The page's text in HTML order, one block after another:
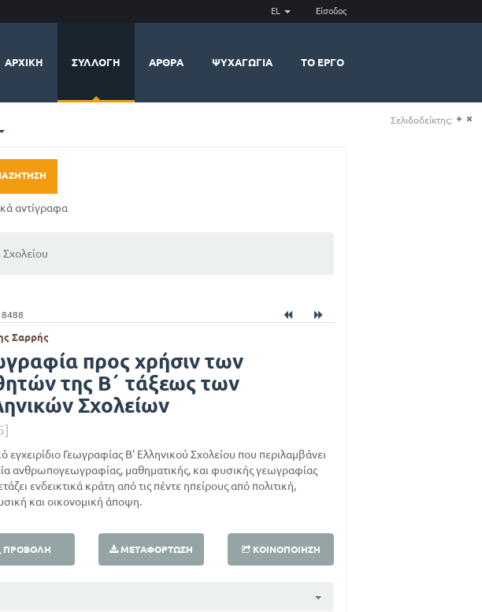
EL Είσοδος
ΑΡΧΙΚΉ ΣΥΛΛΟΓΉ ΆΡΘΡΑ ΨΥΧΑΓΩΓΊΑ ΤΟ ΈΡΓΟ
αντίγραφα
Σαρρής
προς χρήσιν των
της Β΄ τάξεως των
Σχολείων
εγχειρίδιο Γεωγραφίας Β' Ελληνικού Σχολείου που περιλαμβάνει
ανθρωπογεωγραφίας, μαθηματικής, και φυσικής γεωγραφίας
ενδεικτικά κράτη από τις πέντε ηπείρους από πολιτική,
και οικονομική άποψη.
ΠΡΟΒΟΛΉ ΜΕΤΑΦΌΡΤΩΣΗ ΚΟΙΝΟΠΟΊΗΣΗ
Σελιδοδείκτης: